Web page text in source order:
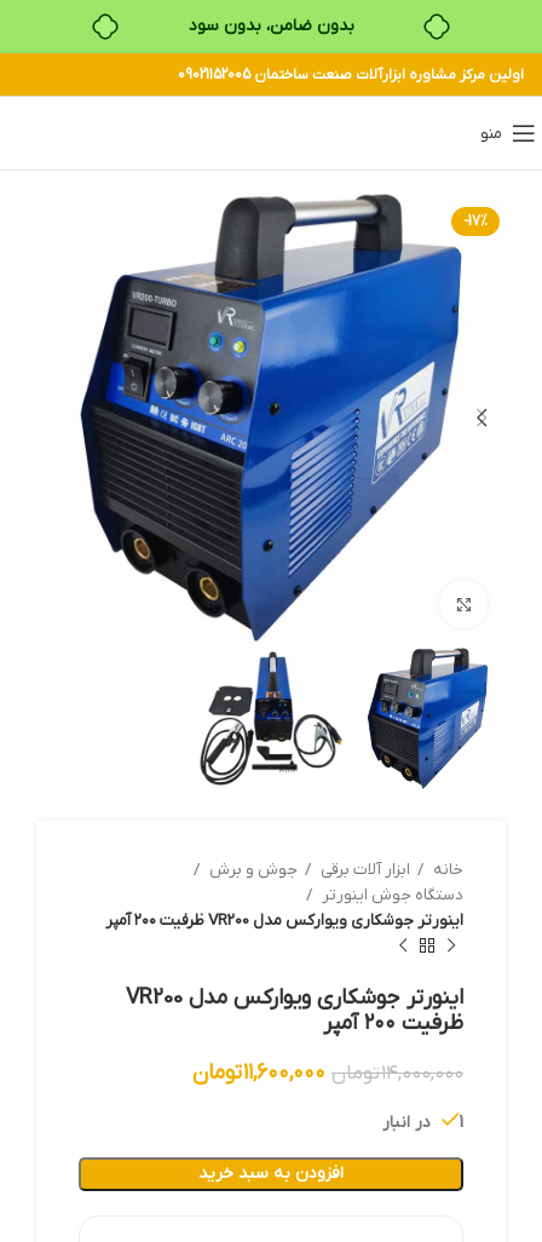
بدون ضامن، بدون سود
خرید قسطی با ترب‌پی
اولین مرکز مشاوره ابزارآلات صنعت ساختمان 09021152005
منو
-17%
خانه ابزار آلات برقي
جوش و برش
دستگاه جوش اینورتر
اینورتر جوشکاری ویوارکس مدل VR200 ظرفیت ۲۰۰ آمپر
اینورتر جوشکاری ویوارکس مدل VR200
ظرفیت ۲۰۰ آمپر
۱۴,۰۰۰,۰۰۰تومان ۱۱,۶۰۰,۰۰۰تومان
1 در انبار
افزودن به سبد خرید